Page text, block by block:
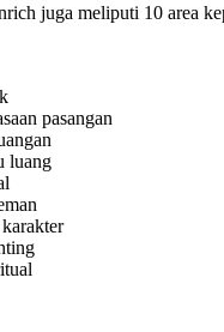
juga meliputi 10 area
pasangan
luang